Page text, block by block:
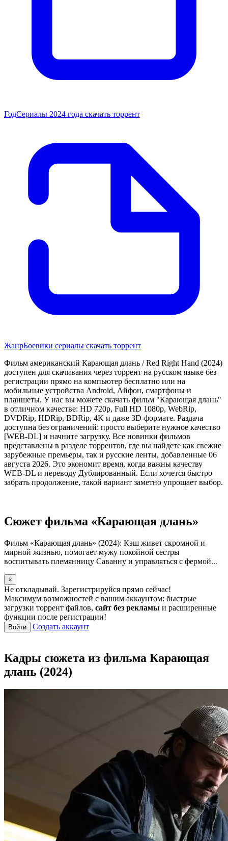
ГодСериалы 2024 года скачать торрент
ЖанрБоевики сериалы скачать торрент
Фильм американский Карающая длань / Red Right Hand (2024)
доступен для скачивания через торрент на русском языке без
регистрации прямо на компьютер бесплатно или на
мобильные устройства Android, Айфон, смартфоны и
планшеты. У нас вы можете скачать фильм "Карающая длань"
в отличном качестве: HD 720p, Full HD 1080p, WebRip,
DVDRip, HDRip, BDRip, 4K и даже 3D-формате. Раздача
доступна без ограничений: просто выберите нужное качество
[WEB-DL] и начните загрузку. Все новинки фильмов
представлены в разделе торрентов, где вы найдете как свежие
зарубежные премьеры, так и русские ленты, добавленные 06
августа 2026. Это экономит время, когда важны качеству
WEB-DL и переводу Дублированный. Если хочется быстро
забрать продолжение, такой вариант заметно упрощает выбор.
Сюжет фильма «Карающая длань»
Фильм «Карающая длань» (2024): Кэш живет скромной и
мирной жизнью, помогает мужу покойной сестры
воспитывать племянницу Саванну и управляться с фермой...
×
Не откладывай. Зарегистрируйся прямо сейчас!
Максимум возможностей с вашим аккаунтом: быстрые
загрузки торрент файлов, сайт без рекламы и расширенные
функции после регистрации!
Войти Создать аккаунт
Кадры сюжета из фильма Карающая
длань (2024)